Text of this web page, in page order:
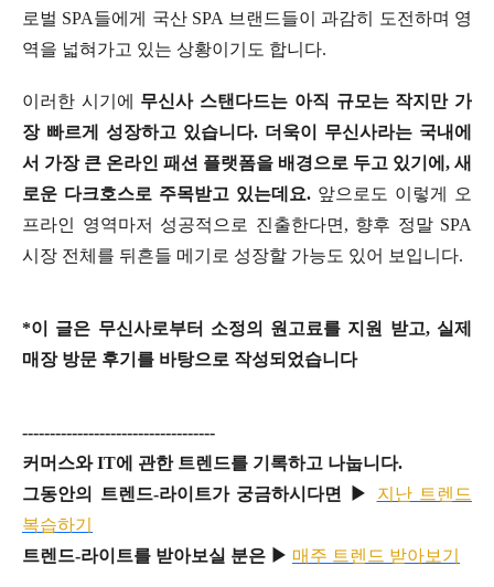
로벌 SPA들에게 국산 SPA 브랜드들이 과감히 도전하며 영
역을 넓혀가고 있는 상황이기도 합니다.
이러한 시기에
무신사 스탠다드는 아직 규모는 작지만 가
장 빠르게 성장하고 있습니다. 더욱이 무신사라는 국내에
서 가장 큰 온라인 패션 플랫폼을 배경으로 두고 있기에, 새
로운 다크호스로 주목받고 있는데요. 앞으로도 이렇게 오
프라인 영역마저 성공적으로 진출한다면, 향후 정말 SPA
시장 전체를 뒤흔들 메기로 성장할 가능도 있어 보입니다.
*이 글은 무신사로부터 소정의 원고료를 지원 받고, 실제
매장 방문 후기를 바탕으로 작성되었습니다
-----------------------------------
커머스와 IT에 관한 트렌드를 기록하고 나눕니다.
그동안의 트렌드-라이트가 궁금하시다면 ▶
지난 트렌드
복습하기
트렌드-라이트를 받아보실 분은 ▶ 매주 트렌드 받아보기